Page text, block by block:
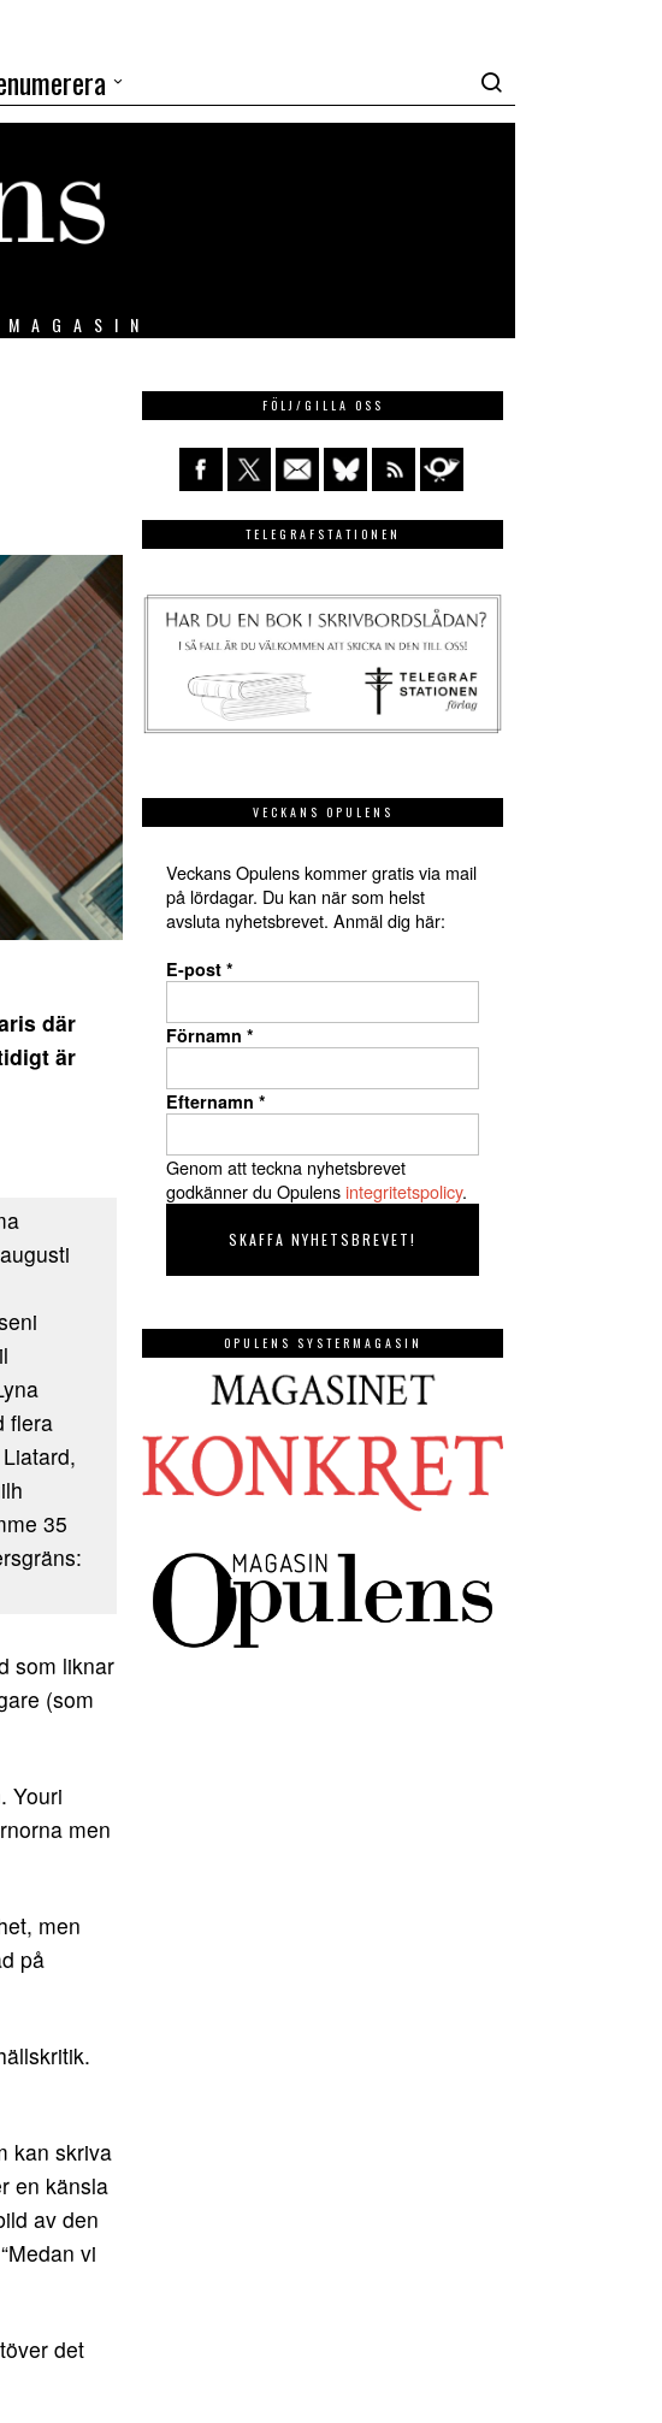
där
är
flera
35
som liknar
(som
Youri
men
men
på
kan skriva
en känsla
av den
vi
det
FÖLJ/GILLA OSS
TELEGRAFSTATIONEN
VECKANS OPULENS
Veckans Opulens kommer gratis via mail
på lördagar. Du kan när som helst
avsluta nyhetsbrevet. Anmäl dig här:
E-post *
Förnamn *
Efternamn *
Genom att teckna nyhetsbrevet
godkänner du Opulensintegritetspolicy.
OPULENS SYSTERMAGASIN